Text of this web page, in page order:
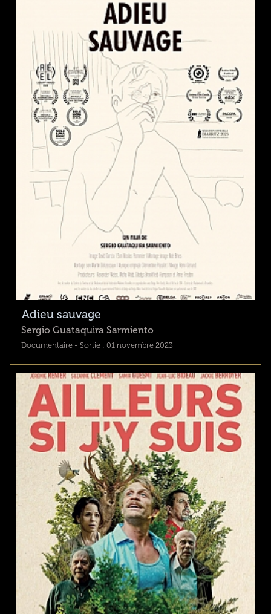
Adieu sauvage
Sergio Guataquira Sarmiento
Documentaire - Sortie : 01 novembre 2023